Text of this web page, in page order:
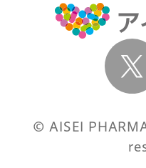
© AISEI